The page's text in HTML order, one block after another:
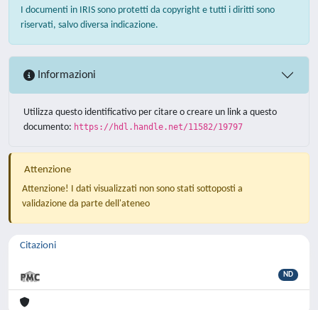
I documenti in IRIS sono protetti da copyright e tutti i diritti sono
riservati, salvo diversa indicazione.
Informazioni
Utilizza questo identificativo per citare o creare un link a questo
documento: https://hdl.handle.net/11582/19797
Attenzione
Attenzione! I dati visualizzati non sono stati sottoposti a
validazione da parte dell'ateneo
Citazioni
ND